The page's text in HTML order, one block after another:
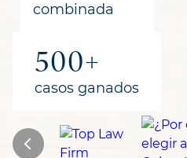
combinada
500+
casos ganados